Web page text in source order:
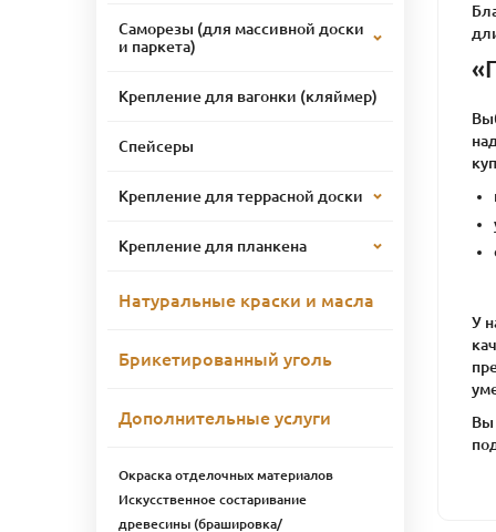
У
Вы
Саморезы (для массивной доски
и паркета)
Крепление для вагонки (кляймер)
Спейсеры
Крепление для террасной доски
Крепление для планкена
Натуральные краски и масла
Брикетированный уголь
Дополнительные услуги
Окраска отделочных материалов
Искусственное состаривание
древесины (брашировка/